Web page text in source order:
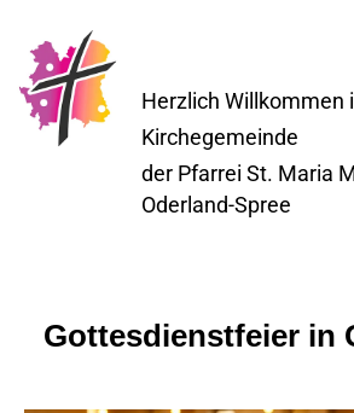
Herzlich Willkommen
Kirchegemeinde
der Pfarrei St. Maria
Oderland-Spree
Gottesdienstfeier in